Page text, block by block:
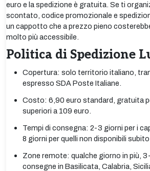
euro e la spedizione è gratuita. Se ti
scontato, codice promozionale e
un cappotto che a prezzo pieno
molto più accessibile.
Politica di Spedizione
Copertura: solo territorio italiano,
espresso SDA Poste Italiane.
Costo: 6,90 euro standard, gratuita
superiori a 109 euro.
Tempi di consegna: 2-3 giorni per i
8 giorni per quelli non disponibili subito.
Zone remote: qualche giorno in più,
consegne in Basilicata, Calabria,